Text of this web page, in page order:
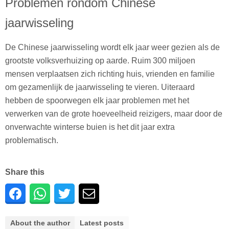
jaarwisseling
De Chinese jaarwisseling wordt elk jaar weer gezien als de
grootste volksverhuizing op aarde. Ruim 300 miljoen
mensen verplaatsen zich richting huis, vrienden en familie
om gezamenlijk de jaarwisseling te vieren. Uiteraard
hebben de spoorwegen elk jaar problemen met het
verwerken van de grote hoeveelheid reizigers, maar door de
onverwachte winterse buien is het dit jaar extra
problematisch.
Share this
About the author Latest posts